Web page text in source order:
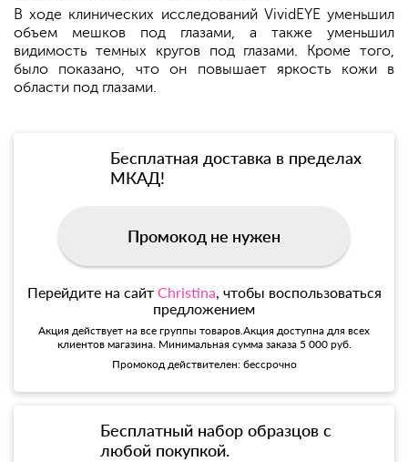
В ходе клинических исследований VividEYE уменьшил
объем мешков под глазами, а также уменьшил
видимость темных кругов под глазами. Кроме того,
было показано, что он повышает яркость кожи в
области под глазами.
Бесплатная доставка в пределах
МКАД!
Промокод не нужен
Перейдите на сайт Christina, чтобы воспользоваться
предложением
Акция действует на все группы товаров.Акция доступна для всех
клиентов магазина. Минимальная сумма заказа 5 000 руб.
Промокод действителен: бессрочно
Бесплатный набор образцов с
любой покупкой.